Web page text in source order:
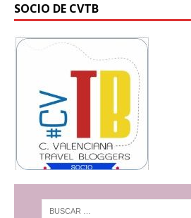
SOCIO DE CVTB